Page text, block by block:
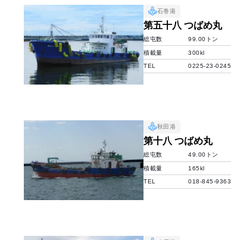
石巻港
第五十八 つばめ丸
総屯数 99.00トン
積載量 300kl
TEL 0225-23-0245
秋田港
第十八 つばめ丸
総屯数 49.00トン
積載量 165kl
TEL 018-845-9363